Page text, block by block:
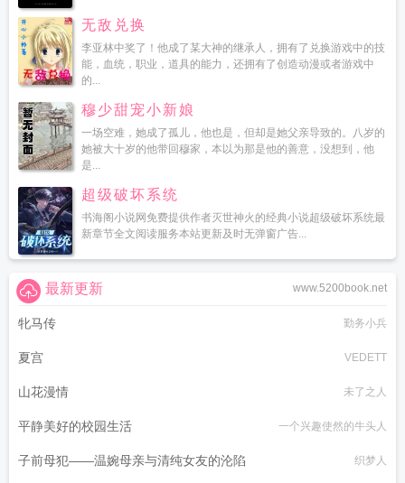
无敌兑换
李亚林中奖了！他成了某大神的继承人，拥有了兑换游戏中的技
能，血统，职业，道具的能力，还拥有了创造动漫或者游戏中
的...
穆少甜宠小新娘
一场空难，她成了孤儿，他也是，但却是她父亲导致的。八岁的
她被大十岁的他带回穆家，本以为那是他的善意，没想到，他
是...
超级破坏系统
书海阁小说网免费提供作者灭世神火的经典小说超级破坏系统最
新章节全文阅读服务本站更新及时无弹窗广告...
www.5200book.net
最新更新
牝马传 勤务小兵
夏宫 VEDETT
山花漫情 未了之人
平静美好的校园生活 一个兴趣使然的牛头人
子前母犯——温婉母亲与清纯女友的沦陷 织梦人